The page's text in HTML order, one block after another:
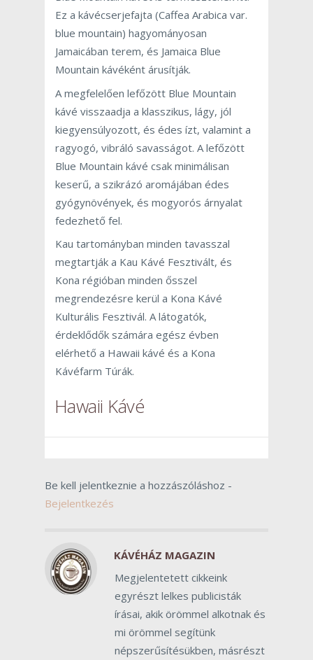
Ez a kávécserjefajta (Caffea Arabica var.
blue mountain) hagyományosan
Jamaicában terem, és Jamaica Blue
Mountain kávéként árusítják.
A megfelelően lefőzött Blue Mountain
kávé visszaadja a klasszikus, lágy, jól
kiegyensúlyozott, és édes ízt, valamint a
ragyogó, vibráló savasságot. A lefőzött
Blue Mountain kávé csak minimálisan
keserű, a szikrázó aromájában édes
gyógynövények, és mogyorós árnyalat
fedezhető fel.
Kau tartományban minden tavasszal
megtartják a Kau Kávé Fesztivált, és
Kona régióban minden ősszel
megrendezésre kerül a Kona Kávé
Kulturális Fesztivál. A látogatók,
érdeklődők számára egész évben
elérhető a Hawaii kávé és a Kona
Kávéfarm Túrák.
Hawaii Kávé
Be kell jelentkeznie a hozzászóláshoz -
Bejelentkezés
KÁVÉHÁZ MAGAZIN
Megjelentetett cikkeink
egyrészt lelkes publicisták
írásai, akik örömmel alkotnak és
mi örömmel segítünk
népszerűsítésükben, másrészt